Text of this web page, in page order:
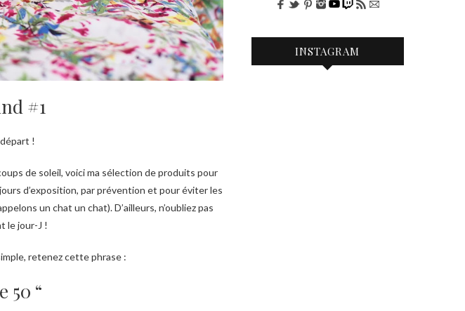
#1
!
de soleil, voici ma sélection de produits pour
d’exposition, par prévention et pour éviter les
un chat un chat). D’ailleurs, n’oubliez pas
le jour-J !
retenez cette phrase :
50 “
INSTAGRAM